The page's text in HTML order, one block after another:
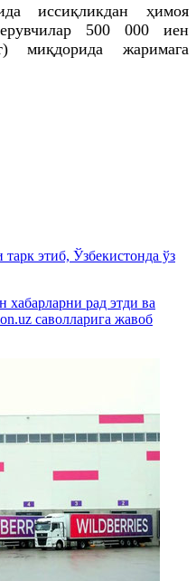
иссиқликдан ҳимоя
500 000 иен
жаримага
этиб, Ўзбекистонда ўз
хабарларни рад этди ва
саволларига жавоб